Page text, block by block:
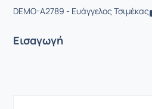
DEMO-A2789 - Ευάγγελος Τσιμέκας
Εισαγωγή